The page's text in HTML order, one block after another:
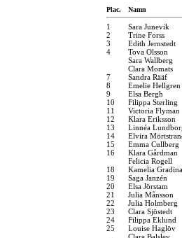
Plac. Namn
1 Sara Junevik
2
Trine Forss
3
Edith Jernstedt
4
Tova Olsson
Sara Wallberg
Clara Momats
7
Sandra Rääf
8
Emelie Hellgren
9
Elsa Bergh
10
Filippa Sterling
11
Victoria Flyman
12
Klara Eriksson
13
Linnéa
14
Elvira
15
Emma Cullberg
16
Klara Gårdman
Felicia Rogell
18
Kamelia
19
Saga Janzén
20
Elsa Jörstam
21
Julia Månsson
22
Julia Holmberg
23
Clara Sjöstedt
24
Filippa Eklund
25
Louise Haglöv